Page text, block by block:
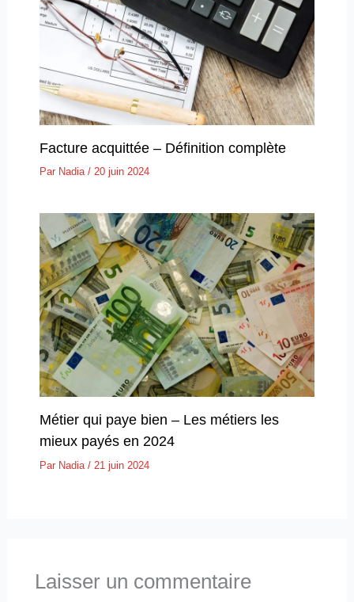
Facture acquittée – Définition complète
Par Nadia / 20 juin 2024
Métier qui paye bien – Les métiers les
mieux payés en 2024
Par Nadia / 21 juin 2024
Laisser un commentaire